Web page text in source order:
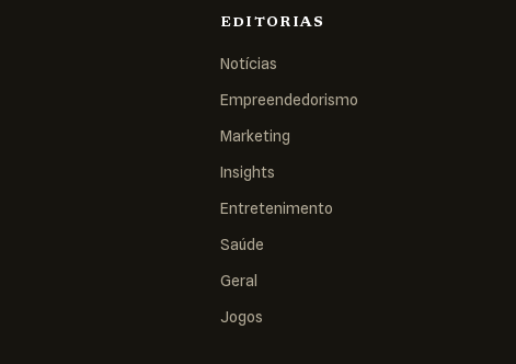
EDITORIAS
Notícias
Empreendedorismo
Marketing
Insights
Entretenimento
Saúde
Geral
Jogos